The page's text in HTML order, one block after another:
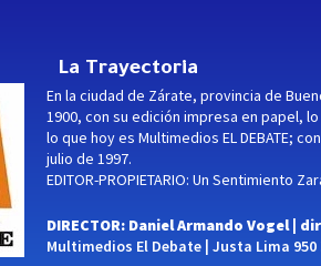
La Trayectoria
En la ciudad de Zárate, provincia de
1900, con su edición impresa en papel,
lo que hoy es Multimedios EL DEBATE;
julio de 1997.
EDITOR-PROPIETARIO: Un Sentimiento
DIRECTOR: Daniel Armando Vogel |
Multimedios El Debate | Justa Lima 950